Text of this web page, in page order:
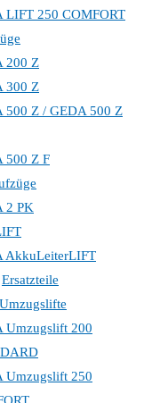
LIFT 250 COMFORT
200 Z
300 Z
500 Z / GEDA 500 Z
500 Z F
2 PK
AkkuLeiterLIFT
Ersatzteile
Umzugslift 200
Umzugslift 250